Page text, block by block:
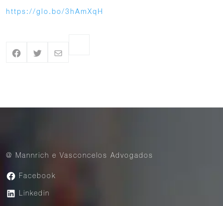
https://glo.bo/3hAmXqH
@ Mannrich e Vasconcelos Advogados
Facebook
Linkedin